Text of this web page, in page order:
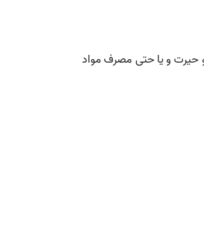
حیرت و یا حتی مصرف مواد